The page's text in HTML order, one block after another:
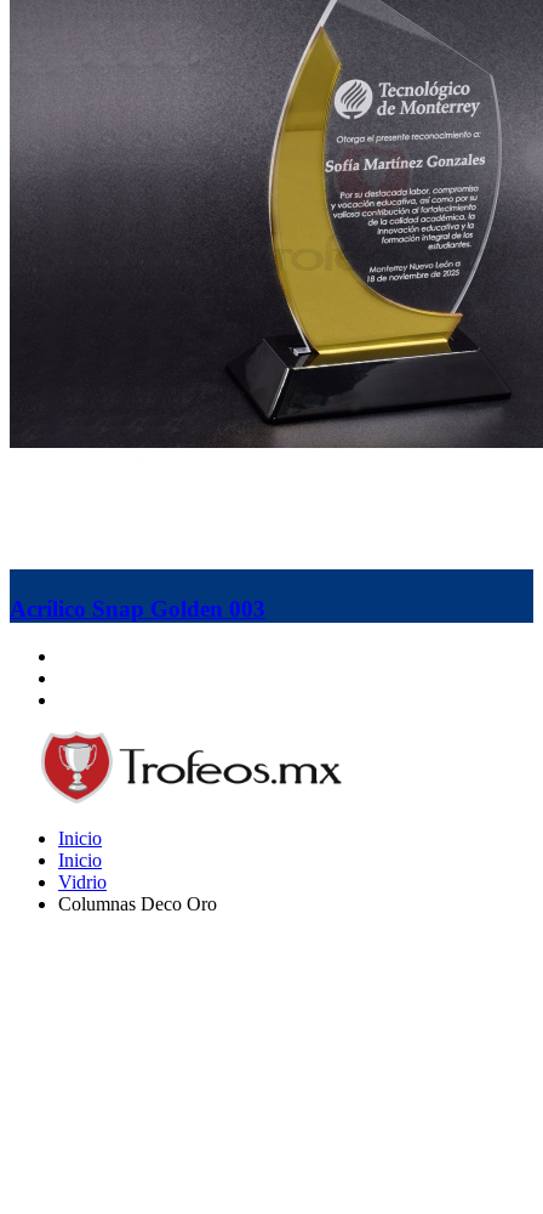
Acrílico Snap Golden 003
Inicio
Inicio
Vidrio
Columnas Deco Oro